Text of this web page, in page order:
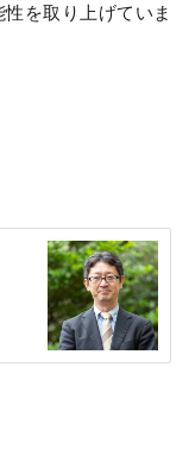
を取り上げていま